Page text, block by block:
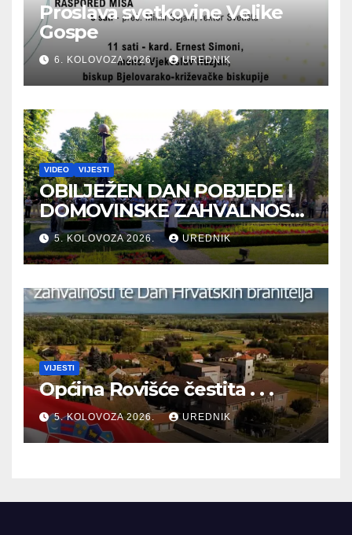
Proslava svetkovine Velike
Gospe
6. KOLOVOZA 2026. UREDNIK
VIDEO VIJESTI
OBILJEŽEN DAN POBJEDE I
DOMOVINSKE ZAHVALNOSTI
TE DAN HRVATSKIH
BRANITELJA
5. KOLOVOZA 2026. UREDNIK
VIJESTI
Općina Rovišće čestita . . .
5. KOLOVOZA 2026. UREDNIK